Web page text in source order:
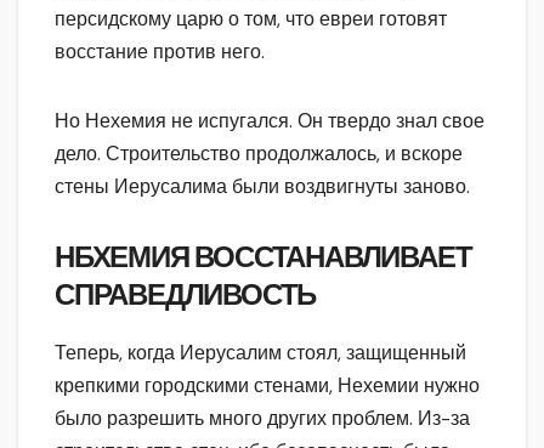
персидскому царю о том, что евреи готовят
восстание против него.
Но Нехемия не испугался. Он твердо знал свое
дело. Строительство продолжалось, и вскоре
стены Иерусалима были воздвигнуты заново.
НБХЕМИЯ ВОССТАНАВЛИВАЕТ
СПРАВЕДЛИВОСТЬ
Теперь, когда Иерусалим стоял, защищенный
крепкими городскими стенами, Нехемии нужно
было разрешить много других проблем. Из-за